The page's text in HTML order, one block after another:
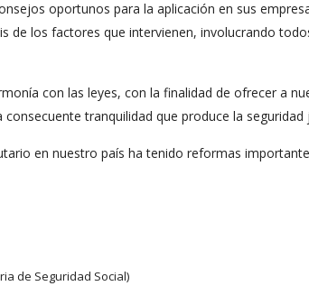
oportunos para la aplicación en sus
de los factores que intervienen, involucrando
con las leyes, con la finalidad de ofrecer a
tranquilidad que produce la seguridad
en nuestro país ha tenido reformas
de Seguridad Social)